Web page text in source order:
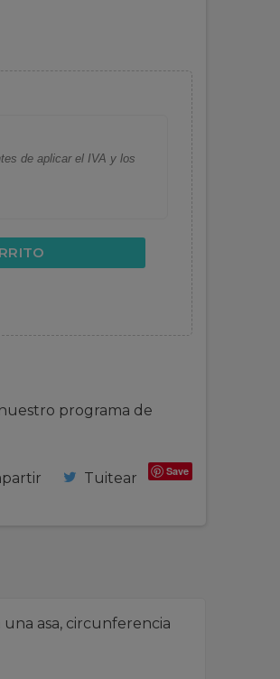
de aplicar el IVA y los
programa de
Tuitear Save
asa, circunferencia